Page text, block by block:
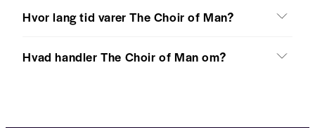
Hvor lang tid varer The Choir of Man?
Hvad handler The Choir of Man om?